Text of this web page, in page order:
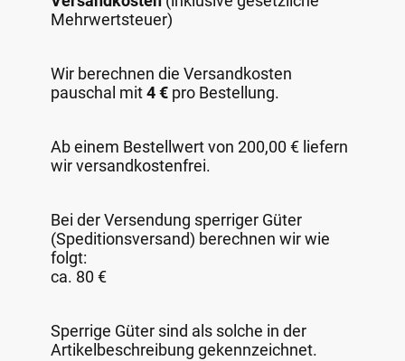
Mehrwertsteuer)
Wir berechnen die Versandkosten
pauschal mit4 € pro Bestellung.
Ab einem Bestellwert von 200,00 € liefern
wir versandkostenfrei.
Bei der Versendung sperriger Güter
(Speditionsversand) berechnen wir wie
folgt:
ca. 80 €
Sperrige Güter sind als solche in der
Artikelbeschreibung gekennzeichnet.